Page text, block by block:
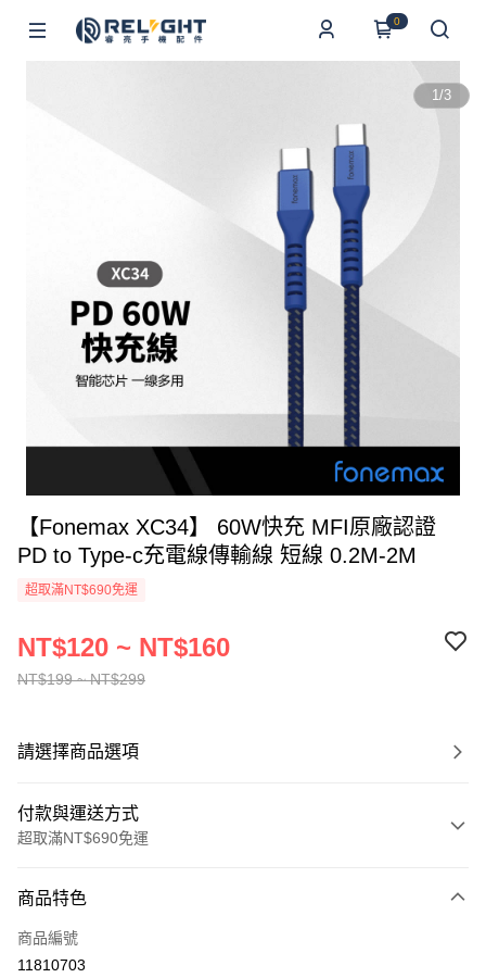
0
1/3
【Fonemax XC34】 60W快充 MFI原廠認證
PD to Type-c充電線傳輸線 短線 0.2M-2M
超取滿NT$690免運
NT$199 ~ NT$299
NT$120 ~ NT$160
請選擇商品選項
付款與運送方式
超取滿NT$690免運
信用卡一次付款
超商取貨付款
商品特色
商品編號
11810703